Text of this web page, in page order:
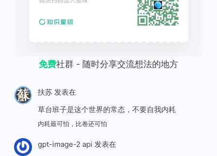
免费社群 - 随时分享交流想法的地方
扶苏发表在
草台班子是这个世界的常态，不要自我内耗
内耗最可怕，比卷还可怕
gpt-image-2 api 发表在